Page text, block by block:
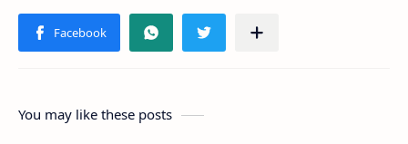
You may like these posts